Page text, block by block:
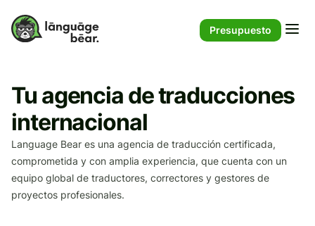
Presupuesto
Tu agencia de traducciones
internacional
Language Bear es una agencia de traducción certificada,
comprometida y con amplia experiencia, que cuenta con un
equipo global de traductores, correctores y gestores de
proyectos profesionales.